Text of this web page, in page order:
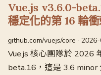
Vue.js v3.6.0-
穩定化的第 16 輪衝
github.com/vuejs/core ·
Vue.js 核心團隊於 2026
beta.16，這是 3.6